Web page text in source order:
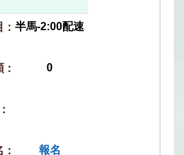
半馬-2:00配速
0
報名